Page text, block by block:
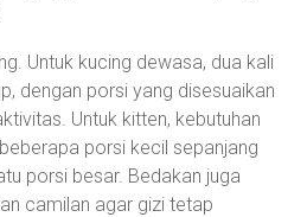
Untuk kucing dewasa, dua kali
dengan porsi yang disesuaikan
Untuk kitten, kebutuhan
porsi kecil sepanjang
porsi besar. Bedakan juga
camilan agar gizi tetap